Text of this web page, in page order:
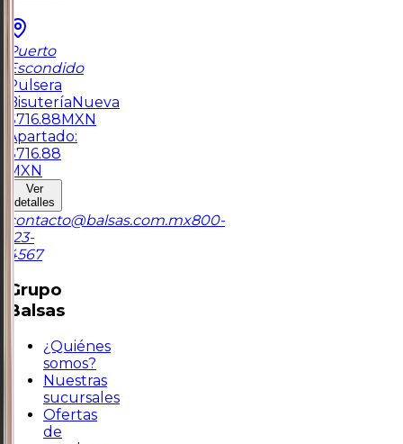
Puerto
Escondido
Pulsera
BisuteríaNueva
$716.88MXN
Apartado:
$716.88
MXN
Ver
detalles
contacto@balsas.com.mx800-
123-
4567
Grupo
Balsas
¿Quiénes
somos?
Nuestras
sucursales
Ofertas
de